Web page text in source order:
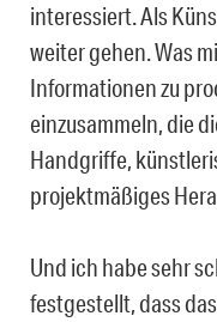
interessiert. Als
weiter gehen. Was
Informationen zu
einzusammeln, die
Handgriffe,
projektmäßiges
Und ich habe sehr
festgestellt, dass